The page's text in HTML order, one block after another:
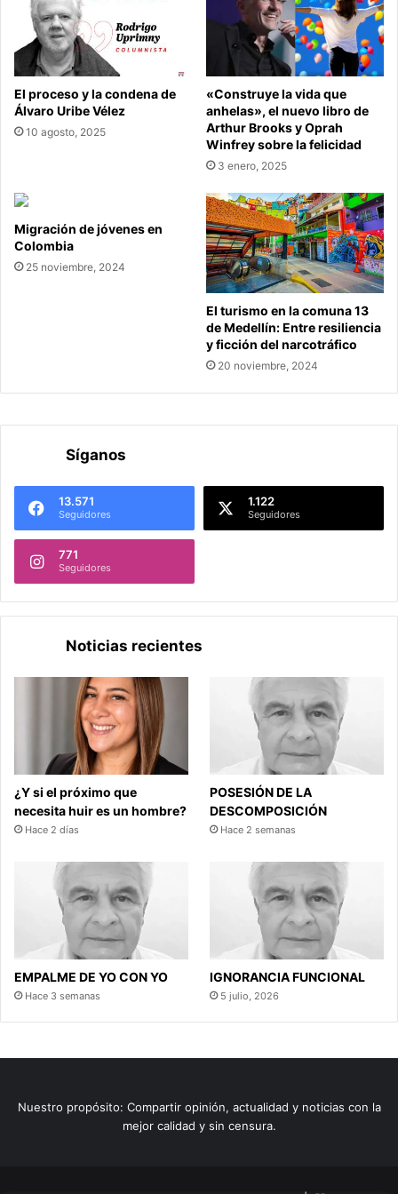
El proceso y la condena de
Álvaro Uribe Vélez
10 agosto, 2025
«Construye la vida que
anhelas», el nuevo libro de
Arthur Brooks y Oprah
Winfrey sobre la felicidad
3 enero, 2025
Migración de jóvenes en
Colombia
25 noviembre, 2024
El turismo en la comuna 13
de Medellín: Entre resiliencia
y ficción del narcotráfico
20 noviembre, 2024
Síganos
13.571
Seguidores
1.122
Seguidores
771
Seguidores
Noticias recientes
¿Y si el próximo que
necesita huir es un hombre?
Hace 2 días
POSESIÓN DE LA
DESCOMPOSICIÓN
Hace 2 semanas
EMPALME DE YO CON YO
Hace 3 semanas
IGNORANCIA FUNCIONAL
5 julio, 2026
Nuestro propósito: Compartir opinión, actualidad y noticias con la
mejor calidad y sin censura.